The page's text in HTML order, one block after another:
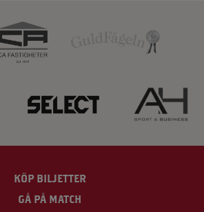
KÖP BILJETTER
GÅ PÅ MATCH